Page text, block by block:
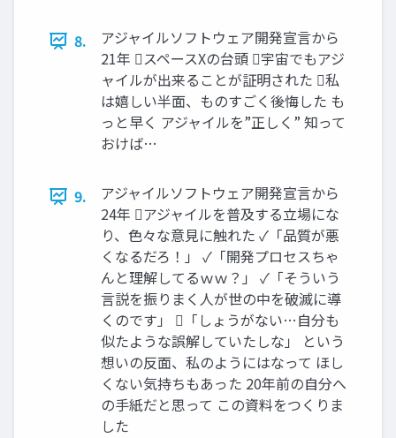
8.
アジャイルソフトウェア開発宣言から
21年 スペースXの台頭 宇宙でもアジ
ャイルが出来ることが証明された 私
は嬉しい半面、ものすごく後悔した も
っと早く アジャイルを”正しく” 知って
おけば…
9.
アジャイルソフトウェア開発宣言から
24年 アジャイルを普及する立場にな
り、色々な意見に触れた ✓「品質が悪
くなるだろ！」 ✓「開発プロセスちゃ
んと理解してるｗｗ？」 ✓「そういう
言説を振りまく人が世の中を破滅に導
くのです」 「しょうがない…自分も
似たような誤解していたしな」 という
想いの反面、私のようにはなって ほし
くない気持ちもあった 20年前の自分へ
の手紙だと思って この資料をつくりま
した